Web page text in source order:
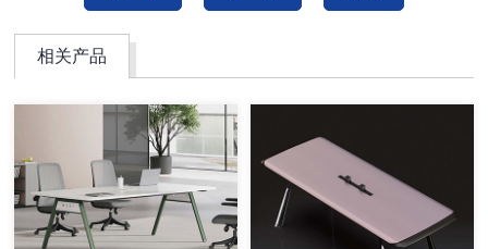
相关产品